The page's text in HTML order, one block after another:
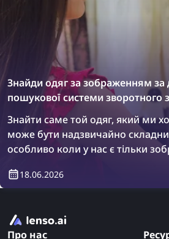
Знайди одяг за зображенням
пошукової системи зворотного
Знайти саме той одяг, який ми
може бути надзвичайно
особливо коли у нас є тільки
зображення! Дізнайтеся, як
використовуючи зворотний
18.06.2026
Про нас